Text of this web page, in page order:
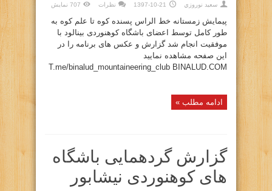
سعيد نوروزي 1397-10-21 نظرات 707 نمایش
پیمایش زمستانه خط الراس پسنده کوه تا علم کوه به
طور کامل توسط اعضای باشگاه کوهنوردی بینالود با
موفقیت انجام شد گزارش و عکس های برنامه را در
این صفحه مشاهده نمایید
T.me/binalud_mountaineering_club BINALUD.COM
ادامه مطلب »
گزارش گردهمایی باشگاه
های کوهنوردی نیشابور